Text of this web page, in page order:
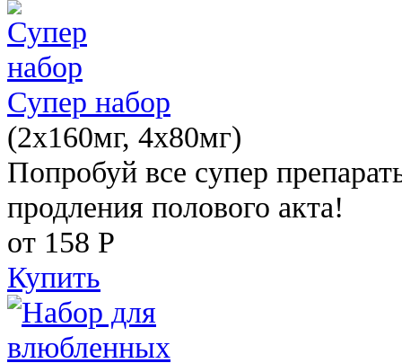
Супер набор
(2х160мг, 4х80мг)
Попробуй все супер
продления полового акта!
от 158 Р
Купить